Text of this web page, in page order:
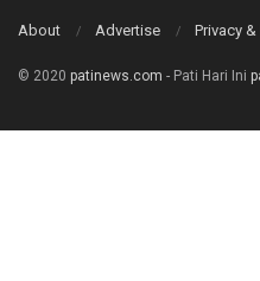
About Advertise Privacy
© 2020 patinews.com - Pati Hari Ini